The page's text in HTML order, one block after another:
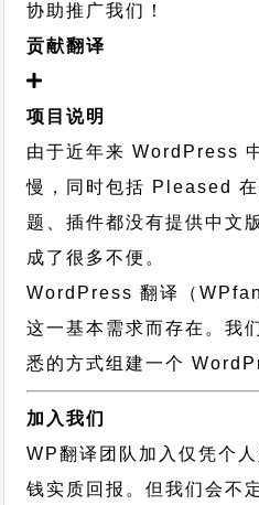
协助推广我们！
贡献翻译
项目说明
由于近年来 WordPress
慢，同时包括 Pleased
题、插件都没有提供中文
成了很多不便。
WordPress 翻译（
这一基本需求而存在。我
悉的方式组建一个
加入我们
WP翻译团队加入仅凭个
钱实质回报。但我们会不